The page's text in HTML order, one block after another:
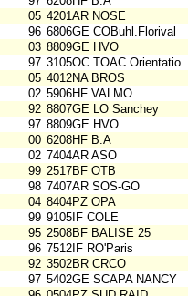
05 4201AR NOSE
96 6806GE COBuhl.Florival
03 8809GE HVO
97 3105OC TOAC Orientatio
05 4012NA BROS
02 5906HF VALMO
92 8807GE LO Sanchey
97 8809GE HVO
00 6208HF B.A
02 7404AR ASO
99 2517BF OTB
98 7407AR SOS-GO
04 8404PZ OPA
99 9105IF COLE
95 2508BF BALISE 25
96 7512IF RO'Paris
92 3502BR CRCO
97 5402GE SCAPA NANCY